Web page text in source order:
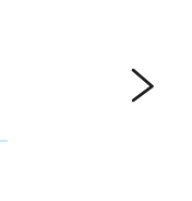
Фитнес станция